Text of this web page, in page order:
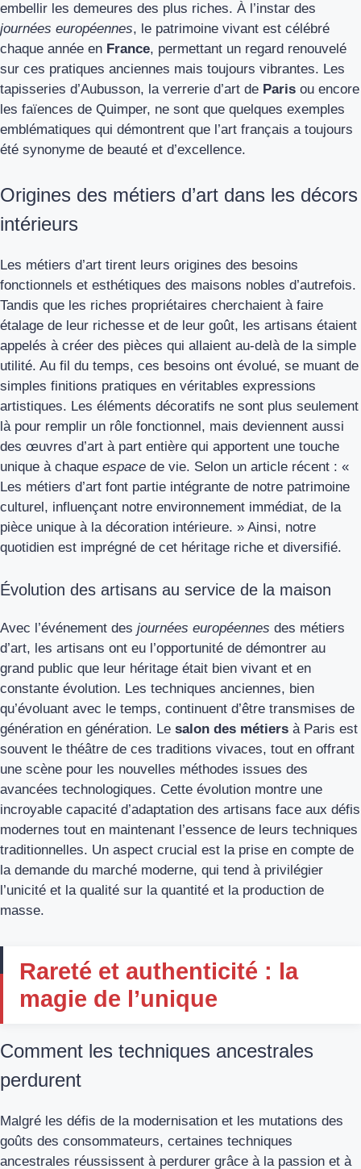
embellir les demeures des plus riches. À l’instar des
journées européennes, le patrimoine vivant est célébré
chaque année en France, permettant un regard renouvelé
sur ces pratiques anciennes mais toujours vibrantes. Les
tapisseries d’Aubusson, la verrerie d’art de Paris ou encore
les faïences de Quimper, ne sont que quelques exemples
emblématiques qui démontrent que l’art français a toujours
été synonyme de beauté et d’excellence.
Origines des métiers d’art dans les décors
intérieurs
Les métiers d’art tirent leurs origines des besoins
fonctionnels et esthétiques des maisons nobles d’autrefois.
Tandis que les riches propriétaires cherchaient à faire
étalage de leur richesse et de leur goût, les artisans étaient
appelés à créer des pièces qui allaient au-delà de la simple
utilité. Au fil du temps, ces besoins ont évolué, se muant de
simples finitions pratiques en véritables expressions
artistiques. Les éléments décoratifs ne sont plus seulement
là pour remplir un rôle fonctionnel, mais deviennent aussi
des œuvres d’art à part entière qui apportent une touche
unique à chaque espace de vie. Selon un article récent : «
Les métiers d’art font partie intégrante de notre patrimoine
culturel, influençant notre environnement immédiat, de la
pièce unique à la décoration intérieure. » Ainsi, notre
quotidien est imprégné de cet héritage riche et diversifié.
Évolution des artisans au service de la maison
Avec l’événement des journées européennes des métiers
d’art, les artisans ont eu l’opportunité de démontrer au
grand public que leur héritage était bien vivant et en
constante évolution. Les techniques anciennes, bien
qu’évoluant avec le temps, continuent d’être transmises de
génération en génération. Le salon des métiers à Paris est
souvent le théâtre de ces traditions vivaces, tout en offrant
une scène pour les nouvelles méthodes issues des
avancées technologiques. Cette évolution montre une
incroyable capacité d’adaptation des artisans face aux défis
modernes tout en maintenant l’essence de leurs techniques
traditionnelles. Un aspect crucial est la prise en compte de
la demande du marché moderne, qui tend à privilégier
l’unicité et la qualité sur la quantité et la production de
masse.
Rareté et authenticité : la
magie de l’unique
Comment les techniques ancestrales
perdurent
Malgré les défis de la modernisation et les mutations des
goûts des consommateurs, certaines techniques
ancestrales réussissent à perdurer grâce à la passion et à